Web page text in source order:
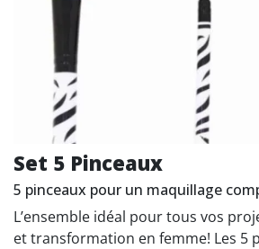
Set 5 Pinceaux
5 pinceaux pour un maquillage
L’ensemble idéal pour tous vos
et transformation en femme! Les 5